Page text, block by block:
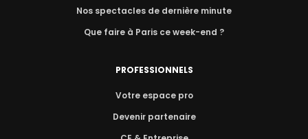
Nos spectacles de dernière minute
Que faire à Paris ce week-end ?
PROFESSIONNELS
Votre espace pro
Devenir partenaire